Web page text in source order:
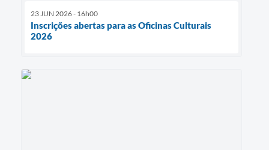
23 JUN 2026 - 16h00
Inscrições abertas para as Oficinas Culturais
2026